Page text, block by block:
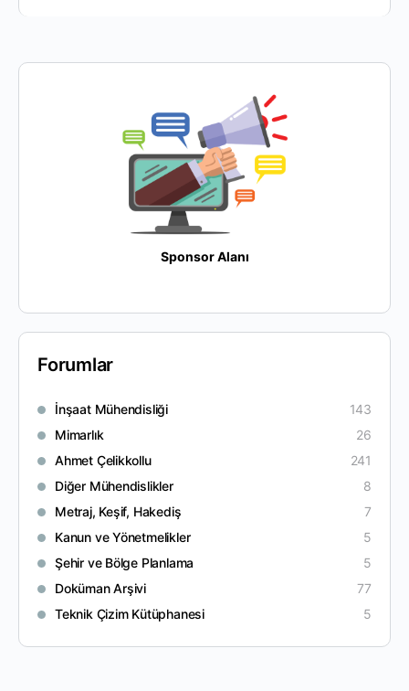
Sponsor Alanı
Forumlar
İnşaat Mühendisliği
143
Mimarlık
26
Ahmet Çelikkollu
241
Diğer Mühendislikler
8
Metraj, Keşif, Hakediş
7
Kanun ve Yönetmelikler
5
Şehir ve Bölge Planlama
5
Doküman Arşivi
77
Teknik Çizim Kütüphanesi
5